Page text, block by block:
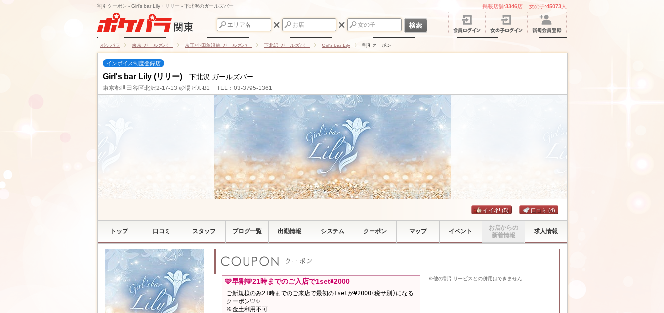
割引クーポン - Girl's bar Lily・リリー - 下北沢のガールズバー 掲載店舗:3346店 女の子:45073 人
ポケパラ 東京 ガールズバー 京王/小田急沿線 ガールズバー 下北沢 ガールズバー Girl's bar Lily 割引クーポン
インボイス制度登録店
Girl's bar Lily (リリー) 下北沢 ガールズバー
東京都世田谷区北沢2-17-13 砂場ビルB1 TEL：03-3795-1361
イイネ! (5) 口コミ (4)
トップ 口コミ スタッフ ブログ一覧 出勤情報 システム クーポン マップ イベント
お店からの
新着情報
求人情報
🩵早割🩵21時までのご入店で1set¥2000
ご新規様のみ21時までのご来店で最初の1setが¥2000(税サ別)になる
クーポン🤍✨
※金土利用不可
※他の割引サービスとの併用はできません